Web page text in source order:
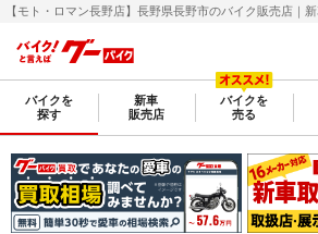
バイクを
探す
新車
販売店
バイクを
売る